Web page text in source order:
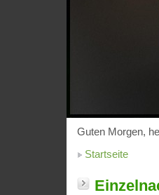
Guten Morgen,
Startseite